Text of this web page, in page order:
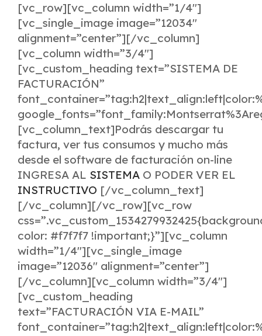
[vc_row][vc_column width=”1/4″]
[vc_single_image image=”12034″
alignment=”center”][/vc_column]
[vc_column width=”3/4″]
[vc_custom_heading text=”SISTEMA DE
FACTURACIÓN”
[vc_column_text]Podrás descargar tu
factura, ver tus consumos y mucho más
desde el software de facturación on-line
INGRESA AL SISTEMA O PODER VER EL
INSTRUCTIVO [/vc_column_text]
[/vc_column][/vc_row][vc_row
color: #f7f7f7 !important;}”][vc_column
width=”1/4″][vc_single_image
image=”12036″ alignment=”center”]
[/vc_column][vc_column width=”3/4″]
[vc_custom_heading
text=”FACTURACIÓN VIA E-MAIL”